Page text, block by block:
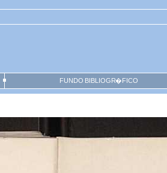
FUNDO BIBLIOGR�FICO